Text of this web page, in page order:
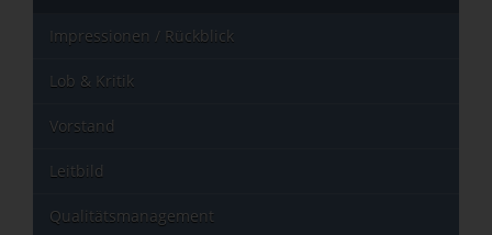
Impressionen / Rückblick
Lob & Kritik
Vorstand
Leitbild
Qualitätsmanagement